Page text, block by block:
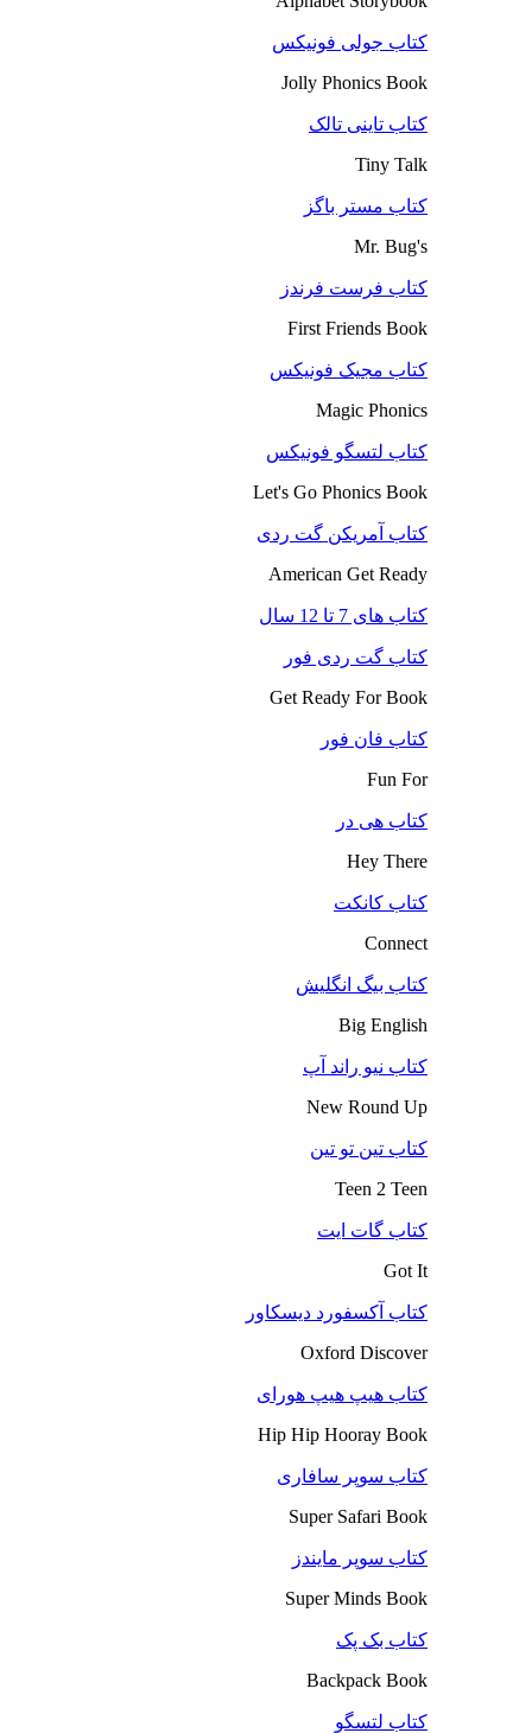
کتاب جولی فونیکس
Jolly Phonics Book
کتاب تاینی تالک
Tiny Talk
کتاب مستر باگز
Mr. Bug's
کتاب فرست فرندز
First Friends Book
کتاب مجیک فونیکس
Magic Phonics
کتاب لتسگو فونیکس
Let's Go Phonics Book
کتاب آمریکن گت ردی
American Get Ready
کتاب های 7 تا 12 سال
کتاب گت ردی فور
Get Ready For Book
کتاب فان فور
Fun For
کتاب هی در
Hey There
کتاب کانکت
Connect
کتاب بیگ انگلیش
Big English
کتاب نیو راند آپ
New Round Up
کتاب تین تو تین
Teen 2 Teen
کتاب گات ایت
Got It
کتاب آکسفورد دیسکاور
Oxford Discover
کتاب هیپ هیپ هورای
Hip Hip Hooray Book
کتاب سوپر سافاری
Super Safari Book
کتاب سوپر مایندز
Super Minds Book
کتاب بک پک
Backpack Book
کتاب لتسگو